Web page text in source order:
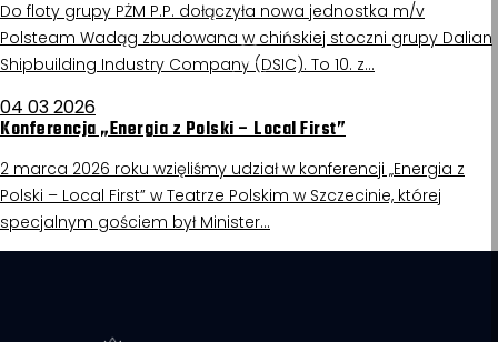
Do floty grupy PŻM P.P. dołączyła nowa jednostka m/v
Polsteam Wadąg zbudowana w chińskiej stoczni grupy Dalian
Shipbuilding Industry Company (DSIC). To 10. z…
04 03 2026
Konferencja „Energia z Polski – Local First”
2 marca 2026 roku wzięliśmy udział w konferencji „Energia z
Polski – Local First” w Teatrze Polskim w Szczecinie, której
specjalnym gościem był Minister…